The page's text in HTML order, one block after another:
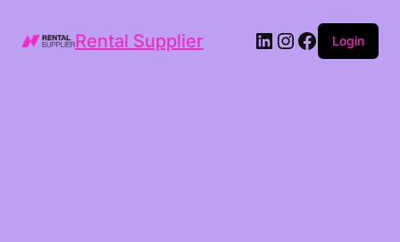
Rental Supplier LinkedIn
Instagram
Facebook
Login